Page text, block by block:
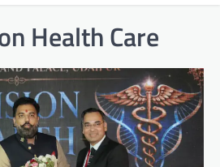
Health Care